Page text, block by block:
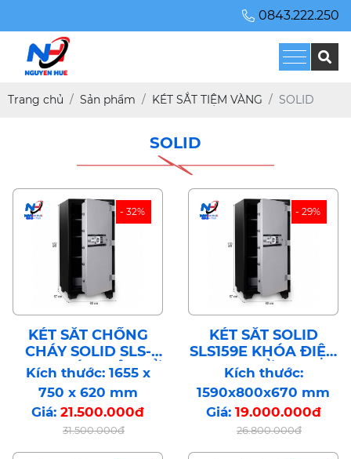
0843.222.250
Trang chủ Sản phẩm KÉT SẮT TIỆM VÀNG SOLID
SOLID
- 32%
KÉT SẮT CHỐNG
CHÁY SOLID SLS-
167E KHÓA ĐIỆN TỬ
BẢO MẬT CÔNG
NGHỆ CAO HÀN
QUỐC
Kích thước: 1655 x
750 x 620 mm
Giá: 21.500.000đ
31.500.000đ
- 29%
KÉT SẮT SOLID
SLS159E KHÓA ĐIỆN
TỬ
Kích thước:
1590x800x670 mm
Giá: 19.000.000đ
26.800.000đ